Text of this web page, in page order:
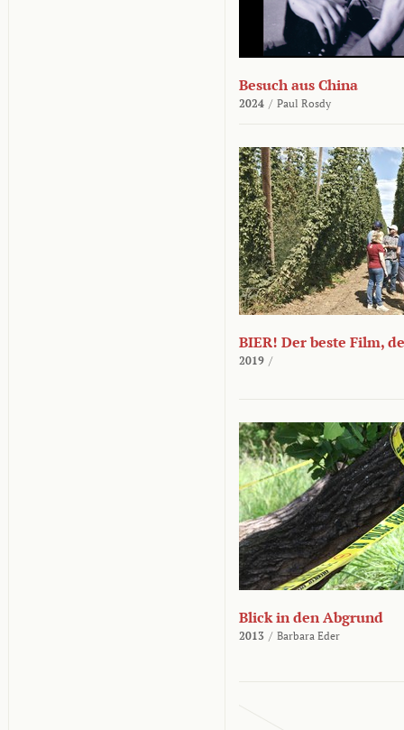
Besuch aus China
2024 / Paul Rosdy
BIER! Der beste Film,
2019 /
Blick in den Abgrund
2013 / Barbara Eder